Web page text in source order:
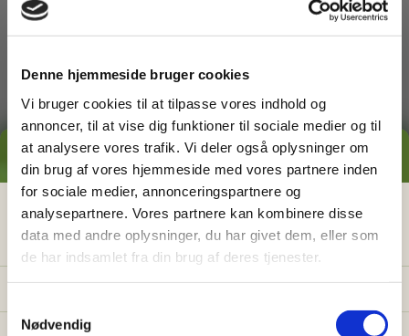
Denne hjemmeside bruger cookies
Vi bruger cookies til at tilpasse vores indhold og
annoncer, til at vise dig funktioner til sociale medier og til
at analysere vores trafik. Vi deler også oplysninger om
din brug af vores hjemmeside med vores partnere inden
for sociale medier, annonceringspartnere og
analysepartnere. Vores partnere kan kombinere disse
data med andre oplysninger, du har givet dem, eller som
de har indsamlet fra din brug af deres tjenester.
Nødvendig
havemand ordner din have. Du
behøver ikke engang være
hjemme.
4
Betal faktura
Når arbejdet er udført modtager
GRATIS PRISESTIMAT
Hvad koster detegentligat få
hjælp i haven?
Få vores prisguide med faste timepriser, eksempler